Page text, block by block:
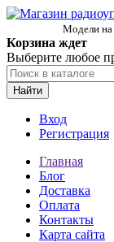
Модели на
Корзина ждет
Выберите любое
Найти
Вход
Регистрация
Главная
Блог
Доставка
Оплата
Контакты
Карта сайта